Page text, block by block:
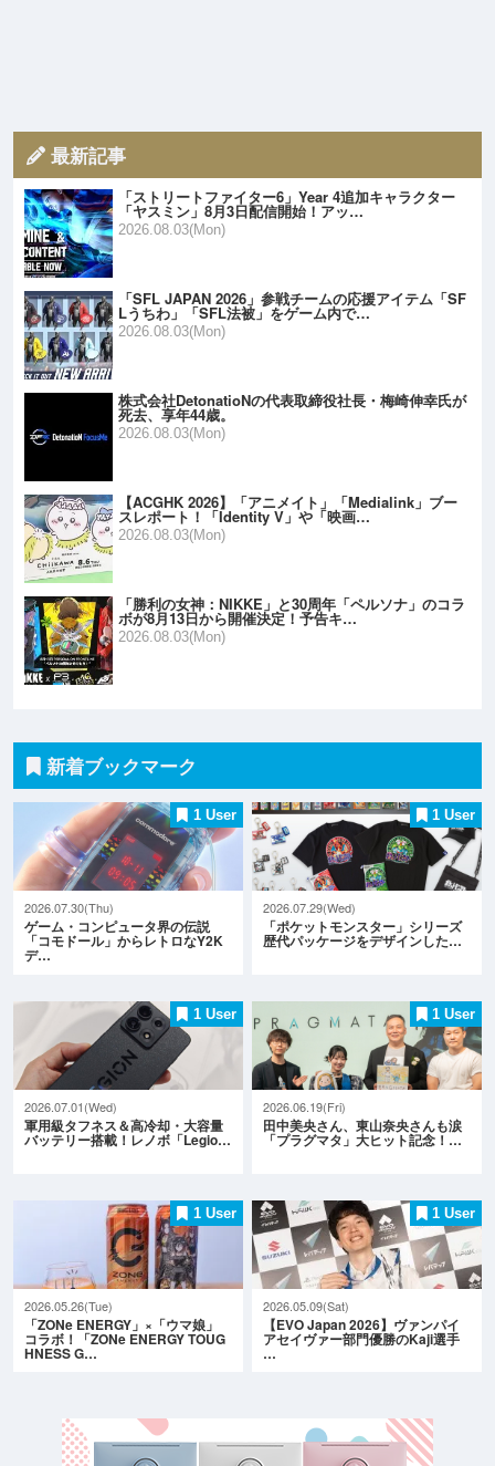
最新記事
「ストリートファイター6」Year 4追加キャラクター
「ヤスミン」8月3日配信開始！アッ…
2026.08.03(Mon)
「SFL JAPAN 2026」参戦チームの応援アイテム「SF
Lうちわ」「SFL法被」をゲーム内で…
2026.08.03(Mon)
株式会社DetonatioNの代表取締役社長・梅崎伸幸氏が
死去、享年44歳。
2026.08.03(Mon)
【ACGHK 2026】「アニメイト」「Medialink」ブー
スレポート！「Identity V」や「映画…
2026.08.03(Mon)
「勝利の女神：NIKKE」と30周年「ペルソナ」のコラ
ボが8月13日から開催決定！予告キ…
2026.08.03(Mon)
新着ブックマーク
1 User
2026.07.30(Thu)
ゲーム・コンピュータ界の伝説
「コモドール」からレトロなY2K
デ…
1 User
2026.07.29(Wed)
「ポケットモンスター」シリーズ
歴代パッケージをデザインした…
1 User
2026.07.01(Wed)
軍用級タフネス＆高冷却・大容量
バッテリー搭載！レノボ「Legio…
1 User
2026.06.19(Fri)
田中美央さん、東山奈央さんも涙
「プラグマタ」大ヒット記念！…
1 User
2026.05.26(Tue)
「ZONe ENERGY」×「ウマ娘」
コラボ！「ZONe ENERGY TOUG
HNESS G…
1 User
2026.05.09(Sat)
【EVO Japan 2026】ヴァンパイ
アセイヴァー部門優勝のKaji選手
…